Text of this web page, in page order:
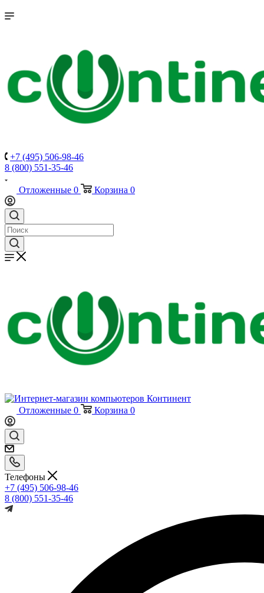
+7 (495) 506-98-46
8 (800) 551-35-46
Отложенные 0 Корзина 0
Отложенные 0 Корзина 0
Телефоны
+7 (495) 506-98-46
8 (800) 551-35-46